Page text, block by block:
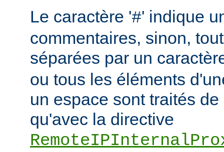
Le caractère '#' indique
commentaires, sinon,
séparées par un
ou tous les éléments
un espace sont traités
qu'avec la directive